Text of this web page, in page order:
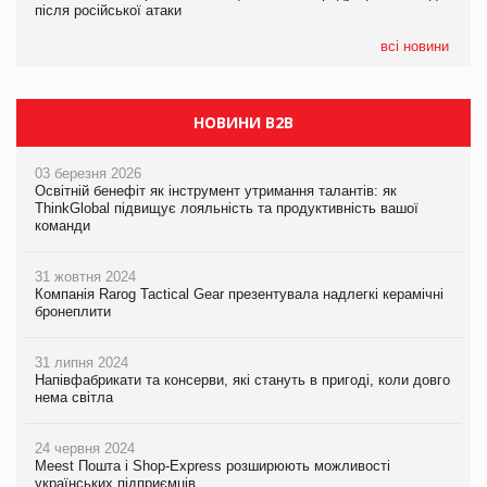
після російської атаки
всі новини
Сергій Лісунов про заморожені хлібобулочні вироби на
після російської атаки
НОВИНИ B2B
03 березня 2026
Освітній бенефіт як інструмент утримання талантів: як
ThinkGlobal підвищує лояльність та продуктивність вашої
команди
31 жовтня 2024
Компанія Rarog Tactical Gear презентувала надлегкі керамічні
бронеплити
31 липня 2024
Напівфабрикати та консерви, які стануть в пригоді, коли довго
нема світла
24 червня 2024
Meest Пошта і Shop-Express розширюють можливості
українських підприємців